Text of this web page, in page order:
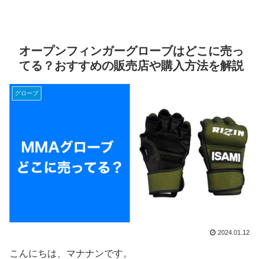
オープンフィンガーグローブはどこに売っ
てる？おすすめの販売店や購入方法を解説
グローブ
2024.01.12
こんにちは、マナナンです。